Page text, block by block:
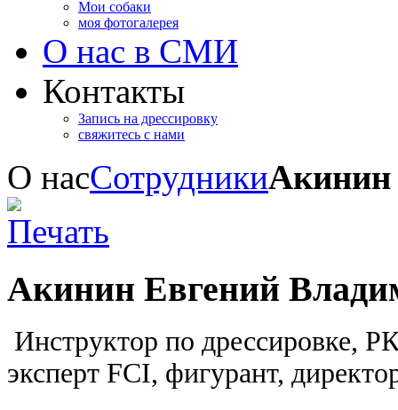
Мои собаки
моя фотогалерея
О нас в СМИ
Контакты
Запись на дрессировку
свяжитесь с нами
О насСотрудникиАкинин
Акинин Евгений
Инструктор по дрессировке,
эксперт FCI, фигурант,